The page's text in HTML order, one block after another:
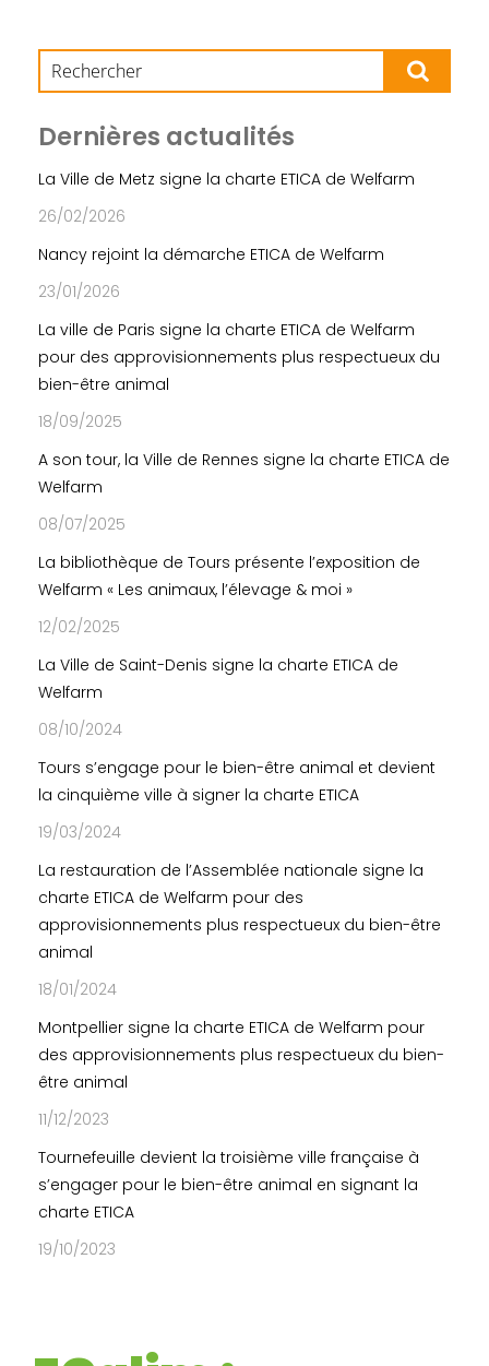
Dernières actualités
La Ville de Metz signe la charte ETICA de Welfarm
26/02/2026
Nancy rejoint la démarche ETICA de Welfarm
23/01/2026
La ville de Paris signe la charte ETICA de Welfarm
pour des approvisionnements plus respectueux du
bien-être animal
18/09/2025
A son tour, la Ville de Rennes signe la charte ETICA de
Welfarm
08/07/2025
La bibliothèque de Tours présente l’exposition de
Welfarm « Les animaux, l’élevage & moi »
12/02/2025
La Ville de Saint-Denis signe la charte ETICA de
Welfarm
08/10/2024
Tours s’engage pour le bien-être animal et devient
la cinquième ville à signer la charte ETICA
19/03/2024
La restauration de l’Assemblée nationale signe la
charte ETICA de Welfarm pour des
approvisionnements plus respectueux du bien-être
animal
18/01/2024
Montpellier signe la charte ETICA de Welfarm pour
des approvisionnements plus respectueux du bien-
être animal
11/12/2023
Tournefeuille devient la troisième ville française à
s’engager pour le bien-être animal en signant la
charte ETICA
19/10/2023